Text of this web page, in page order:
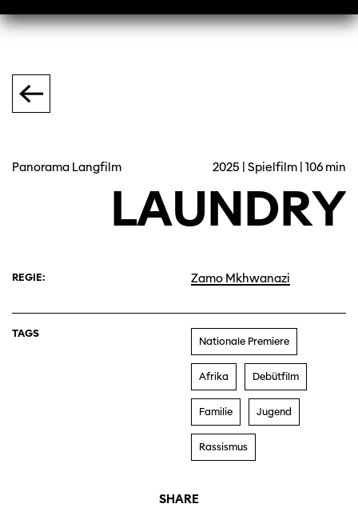
Panorama Langfilm 2025 | Spielfilm | 106 min
LAUNDRY
REGIE: Zamo Mkhwanazi
TAGS
Nationale Premiere
Afrika Debütfilm
Familie Jugend
Rassismus
SHARE